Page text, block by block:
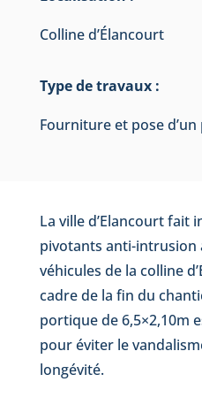
Colline d’Élancourt
Type de travaux :
Fourniture et pose
La ville d’Elancourt fait
pivotants anti-intrusion
véhicules de la colline
cadre de la fin du
portique de 6,5×2,10m
pour éviter le
longévité.